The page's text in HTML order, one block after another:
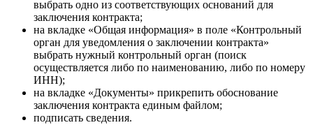
выбрать одно из соответствующих оснований для
заключения контракта;
на вкладке «Общая информация» в поле «Контрольный
орган для уведомления о заключении контракта»
выбрать нужный контрольный орган (поиск
осуществляется либо по наименованию, либо по номеру
ИНН);
на вкладке «Документы» прикрепить обоснование
заключения контракта единым файлом;
подписать сведения.